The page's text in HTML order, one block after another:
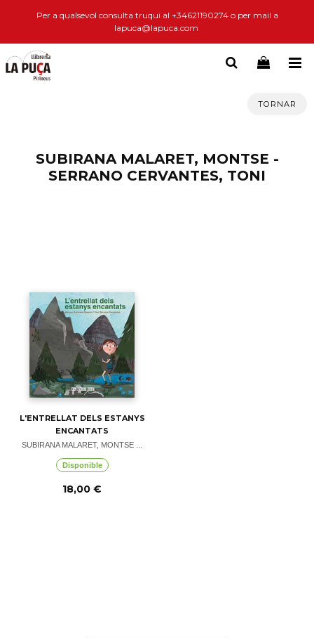
Per a qualsevol consulta truqui al +34621190274 o per mail a
lapuca@lapuca.com
TORNAR
SUBIRANA MALARET, MONTSE -
SERRANO CERVANTES, TONI
L'ENTRELLAT DELS ESTANYS
ENCANTATS
SUBIRANA MALARET, MONTSE ...
Disponible
18,00 €